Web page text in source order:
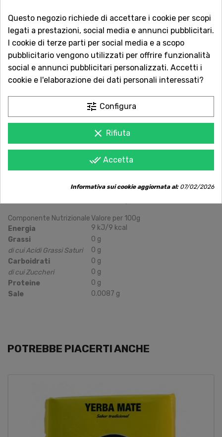
1.000 recensioni dei nostri clienti.
Spedizioni rapide
Consegna in tutta Italia in 5 giorni
dall'ordine
Contattaci online oppure chiama per
qualsiasi informazione.
Hinojo (Finocchio), Coriandro, Menta, Incayuyo (Lippia
Componente NutrizionaleValore per 100g
Energia
9 kJ/9 kcal
Grassi
0 g
di cui Acidi Grassi Saturi
0 g
Carboidrati
0 g
di cui Zuccheri
0 g
Proteine
0 g
Sale
0.0087 g
POTREBBE PIACERTI ANCHE
Questo negozio richiede di accettare i cookie per scopi
legati a prestazioni, social media e annunci pubblicitari.
I cookie di terze parti per social media e a scopo
pubblicitario vengono utilizzati per offrire funzionalità
social e annunci pubblicitari personalizzati. Accetti i
cookie e l'elaborazione dei dati personali interessati?
tune Configura
clear Rifiuta
done_all Accetta
Informativa sui cookie aggiornata al:07/02/2026